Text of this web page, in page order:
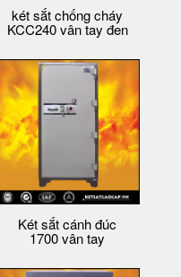
két sắt chống cháy
KCC240 vân tay đen
Két sắt cánh đúc
1700 vân tay